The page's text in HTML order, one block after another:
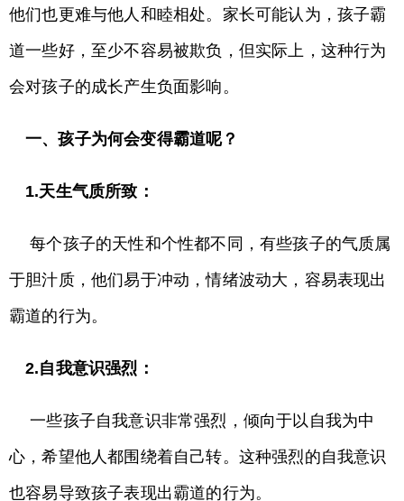
他们也更难与他人和睦相处。家长可能认为，孩子霸
道一些好，至少不容易被欺负，但实际上，这种行为
会对孩子的成长产生负面影响。
一、孩子为何会变得霸道呢？
1.天生气质所致：
每个孩子的天性和个性都不同，有些孩子的气质属
于胆汁质，他们易于冲动，情绪波动大，容易表现出
霸道的行为。
2.自我意识强烈：
一些孩子自我意识非常强烈，倾向于以自我为中
心，希望他人都围绕着自己转。这种强烈的自我意识
也容易导致孩子表现出霸道的行为。